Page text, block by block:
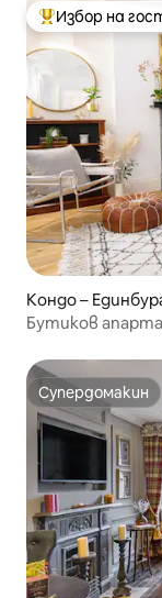
Най-популярен
Избор на
Кондо –
Бутиков
Супердомакин
Супердомакин